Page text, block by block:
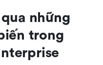
những
trong